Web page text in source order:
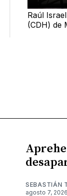
Raúl
(CDH) de
SEBASTIÁN
agosto 7, 2026